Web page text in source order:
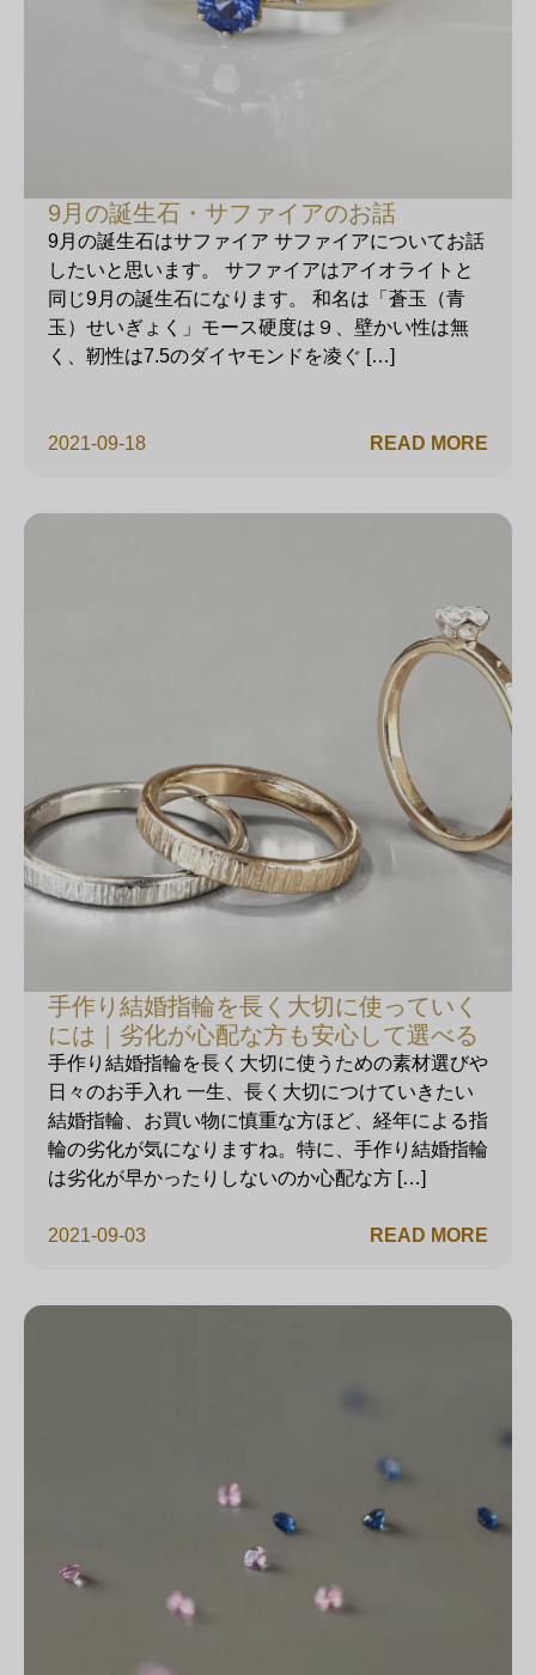
9月の誕生石・サファイアのお話
2021-09-18
9月の誕生石はサファイア サファイアについてお話
したいと思います。 サファイアはアイオライトと
同じ9月の誕生石になります。 和名は「蒼玉（青
玉）せいぎょく」モース硬度は９、壁かい性は無
く、靭性は7.5のダイヤモンドを凌ぐ […]
READ MORE
手作り結婚指輪を長く大切に使っていく
には｜劣化が心配な方も安心して選べる
2021-09-03
手作り結婚指輪を長く大切に使うための素材選びや
日々のお手入れ 一生、長く大切につけていきたい
結婚指輪、お買い物に慎重な方ほど、経年による指
輪の劣化が気になりますね。特に、手作り結婚指輪
は劣化が早かったりしないのか心配な方 […]
READ MORE